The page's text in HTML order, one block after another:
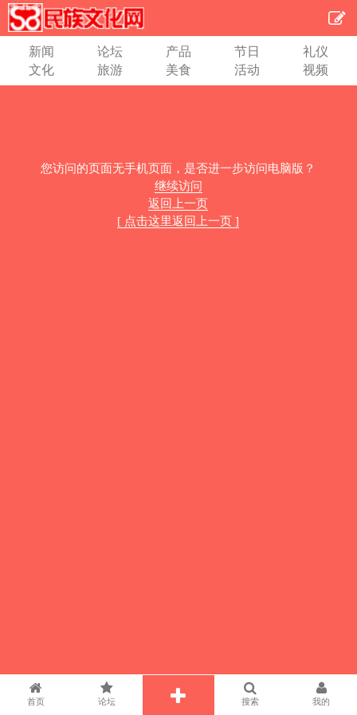
新闻 论坛 产品 节日
礼仪
文化
旅游 美食 活动 视频
您访问的页面无手机页面，是否进一步访问电脑版？
继续访问
返回上一页
[ 点击这里返回上一页 ]
首页 论坛 搜索 我的